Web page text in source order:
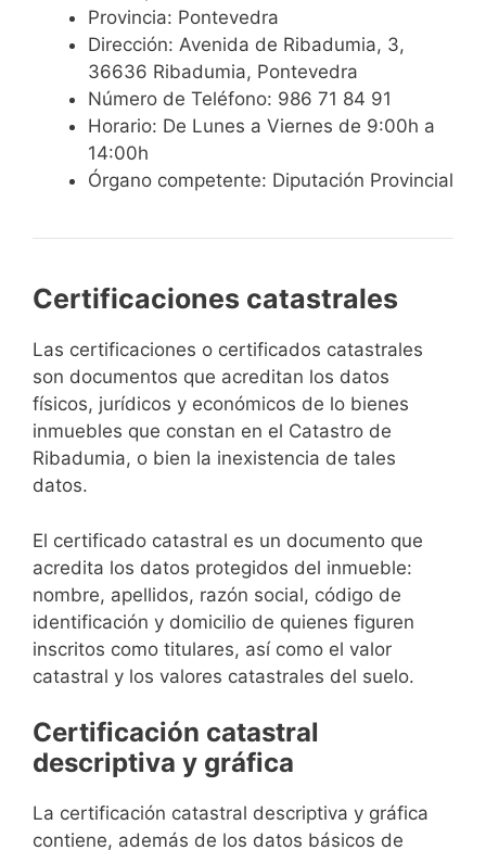
Provincia: Pontevedra
Dirección: Avenida de Ribadumia, 3,
36636 Ribadumia, Pontevedra
Número de Teléfono: 986 71 84 91
Horario: De Lunes a Viernes de 9:00h a
14:00h
Órgano competente: Diputación Provincial
Certificaciones catastrales
Las certificaciones o certificados catastrales
son documentos que acreditan los datos
físicos, jurídicos y económicos de lo bienes
inmuebles que constan en el Catastro de
Ribadumia, o bien la inexistencia de tales
datos.
El certificado catastral es un documento que
acredita los datos protegidos del inmueble:
nombre, apellidos, razón social, código de
identificación y domicilio de quienes figuren
inscritos como titulares, así como el valor
catastral y los valores catastrales del suelo.
Certificación catastral
descriptiva y gráfica
La certificación catastral descriptiva y gráfica
contiene, además de los datos básicos de